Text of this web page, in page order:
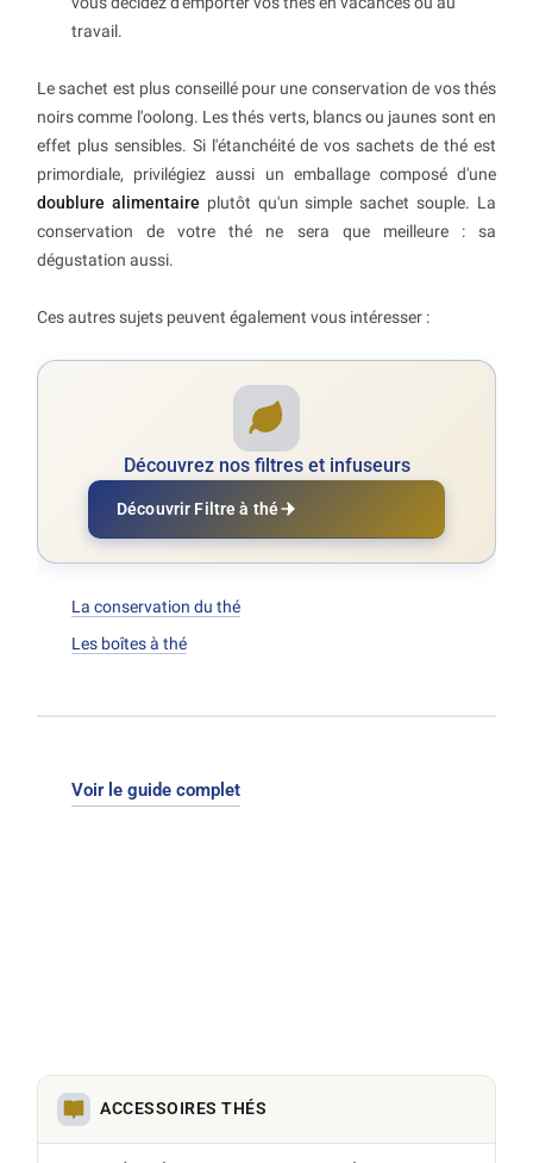
travail.
Le sachet est plus conseillé pour une conservation de vos thés
noirs comme l'oolong. Les thés verts, blancs ou jaunes sont en
effet plus sensibles. Si l'étanchéité de vos sachets de thé est
primordiale, privilégiez aussi un emballage composé d'une
doublure alimentaire plutôt qu'un simple sachet souple. La
conservation de votre thé ne sera que meilleure : sa
dégustation aussi.
Ces autres sujets peuvent également vous intéresser :
Découvrez nos filtres et infuseurs
Découvrir Filtre à thé
La conservation du thé
Les boîtes à thé
Voir le guide complet
ACCESSOIRES THÉS